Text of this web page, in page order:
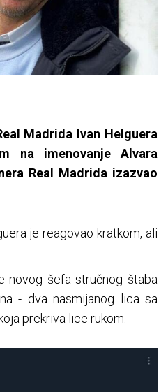
Madrida Ivan Helguera
na imenovanje Alvara
Real Madrida izazvao
je reagovao kratkom, ali
novog šefa stručnog štaba
- dva nasmijanog lica sa
prekriva lice rukom.